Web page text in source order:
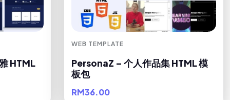
HTML
WEB TEMPLATE
PersonaZ – 个人作品集 HTML 模
板包
RM36.00